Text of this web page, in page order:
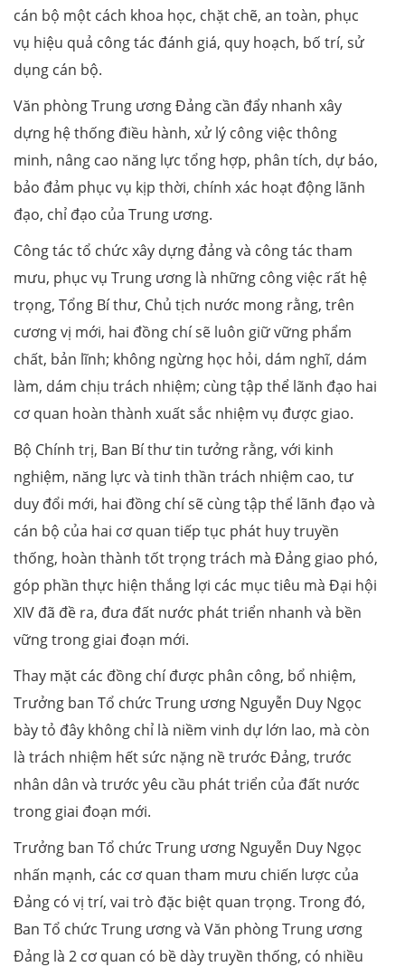
cán bộ một cách khoa học, chặt chẽ, an toàn, phục
vụ hiệu quả công tác đánh giá, quy hoạch, bố trí, sử
dụng cán bộ.
Văn phòng Trung ương Đảng cần đẩy nhanh xây
dựng hệ thống điều hành, xử lý công việc thông
minh, nâng cao năng lực tổng hợp, phân tích, dự báo,
bảo đảm phục vụ kịp thời, chính xác hoạt động lãnh
đạo, chỉ đạo của Trung ương.
Công tác tổ chức xây dựng đảng và công tác tham
mưu, phục vụ Trung ương là những công việc rất hệ
trọng, Tổng Bí thư, Chủ tịch nước mong rằng, trên
cương vị mới, hai đồng chí sẽ luôn giữ vững phẩm
chất, bản lĩnh; không ngừng học hỏi, dám nghĩ, dám
làm, dám chịu trách nhiệm; cùng tập thể lãnh đạo hai
cơ quan hoàn thành xuất sắc nhiệm vụ được giao.
Bộ Chính trị, Ban Bí thư tin tưởng rằng, với kinh
nghiệm, năng lực và tinh thần trách nhiệm cao, tư
duy đổi mới, hai đồng chí sẽ cùng tập thể lãnh đạo và
cán bộ của hai cơ quan tiếp tục phát huy truyền
thống, hoàn thành tốt trọng trách mà Đảng giao phó,
góp phần thực hiện thắng lợi các mục tiêu mà Đại hội
XIV đã đề ra, đưa đất nước phát triển nhanh và bền
vững trong giai đoạn mới.
Thay mặt các đồng chí được phân công, bổ nhiệm,
Trưởng ban Tổ chức Trung ương Nguyễn Duy Ngọc
bày tỏ đây không chỉ là niềm vinh dự lớn lao, mà còn
là trách nhiệm hết sức nặng nề trước Đảng, trước
nhân dân và trước yêu cầu phát triển của đất nước
trong giai đoạn mới.
Trưởng ban Tổ chức Trung ương Nguyễn Duy Ngọc
nhấn mạnh, các cơ quan tham mưu chiến lược của
Đảng có vị trí, vai trò đặc biệt quan trọng. Trong đó,
Ban Tổ chức Trung ương và Văn phòng Trung ương
Đảng là 2 cơ quan có bề dày truyền thống, có nhiều